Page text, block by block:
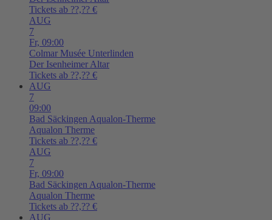
Tickets ab ??,?? €
AUG
7
Fr, 09:00
Colmar Musée Unterlinden
Der Isenheimer Altar
Tickets ab ??,?? €
AUG
7
09:00
Bad Säckingen Aqualon-Therme
Aqualon Therme
Tickets ab ??,?? €
AUG
7
Fr, 09:00
Bad Säckingen Aqualon-Therme
Aqualon Therme
Tickets ab ??,?? €
AUG